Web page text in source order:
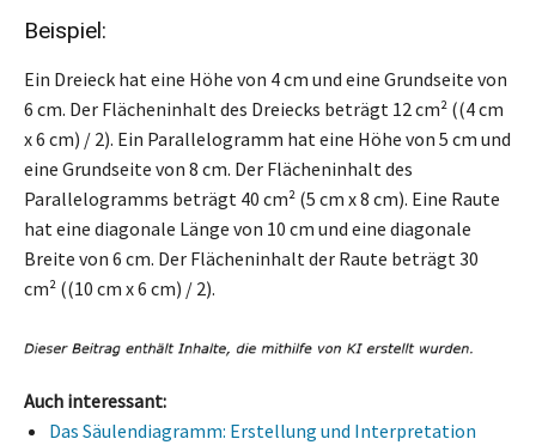
Beispiel:
Ein Dreieck hat eine Höhe von 4 cm und eine Grundseite von
6 cm. Der Flächeninhalt des Dreiecks beträgt 12 cm² ((4 cm
x 6 cm) / 2). Ein Parallelogramm hat eine Höhe von 5 cm und
eine Grundseite von 8 cm. Der Flächeninhalt des
Parallelogramms beträgt 40 cm² (5 cm x 8 cm). Eine Raute
hat eine diagonale Länge von 10 cm und eine diagonale
Breite von 6 cm. Der Flächeninhalt der Raute beträgt 30
cm² ((10 cm x 6 cm) / 2).
Auch interessant:
Das Säulendiagramm: Erstellung und Interpretation